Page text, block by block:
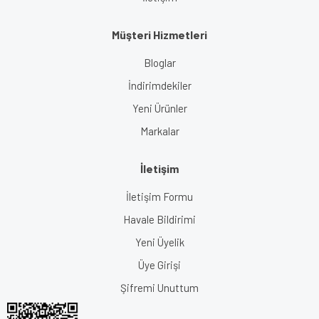
Müşteri Hizmetleri
Bloglar
İndirimdekiler
Yeni Ürünler
Markalar
İletişim
İletişim Formu
Havale Bildirimi
Yeni Üyelik
Üye Girişi
Şifremi Unuttum